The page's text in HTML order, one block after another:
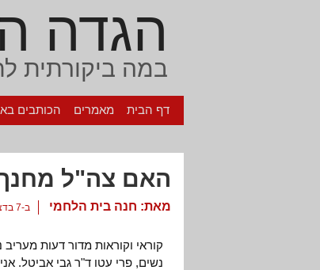
הגדה
במה ביקורתית
דף הבית מאמרים הכותבים
האם צה"ל
מאת: חנה בית הלחמי ב-7 בדצמבר, 2006
נשים, פרי עטו ד"ר גבי אביטל.